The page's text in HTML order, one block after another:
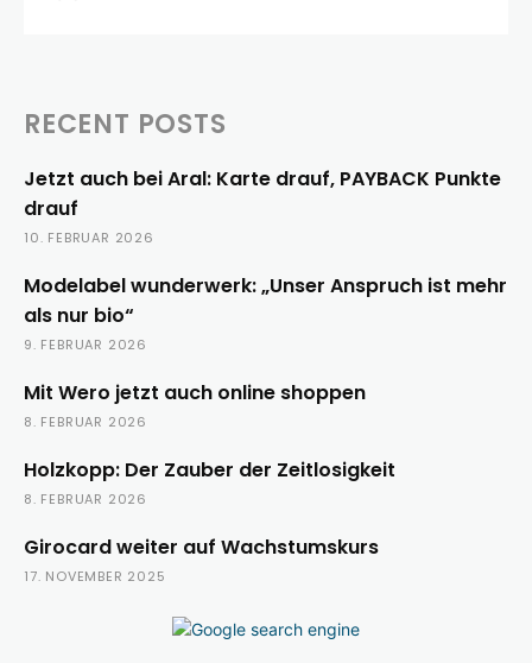
RECENT POSTS
Jetzt auch bei Aral: Karte drauf, PAYBACK Punkte
drauf
10. FEBRUAR 2026
Modelabel wunderwerk: „Unser Anspruch ist mehr
als nur bio“
9. FEBRUAR 2026
Mit Wero jetzt auch online shoppen
8. FEBRUAR 2026
Holzkopp: Der Zauber der Zeitlosigkeit
8. FEBRUAR 2026
Girocard weiter auf Wachstumskurs
17. NOVEMBER 2025